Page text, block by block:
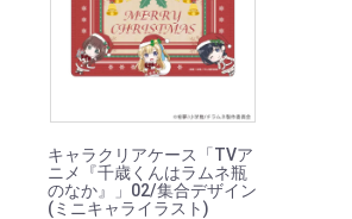
キャラクリアケース「TVア
ニメ『千歳くんはラムネ瓶
のなか』」02/集合デザイン
(ミニキャライラスト)